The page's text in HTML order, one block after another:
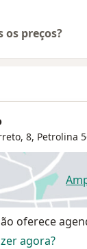
os preços?
8, Petrolina
oferece
agora?